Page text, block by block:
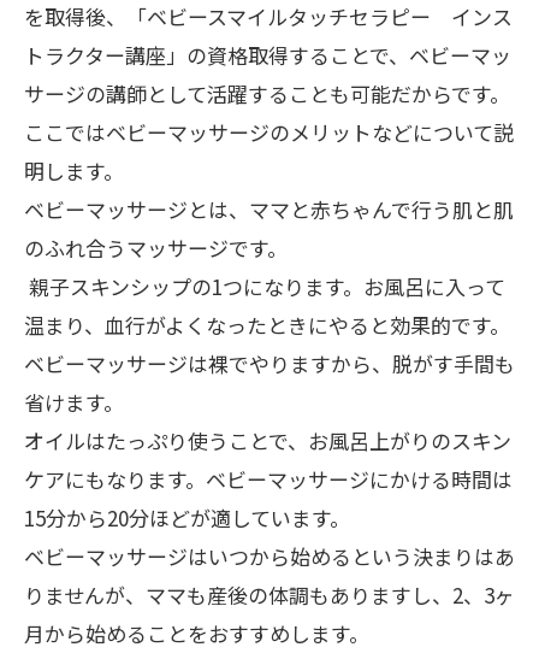
を取得後、「ベビースマイルタッチセラピー インス
トラクター講座」の資格取得することで、ベビーマッ
サージの講師として活躍することも可能だからです。
ここではベビーマッサージのメリットなどについて説
明します。
ベビーマッサージとは、ママと赤ちゃんで行う肌と肌
のふれ合うマッサージです。
親子スキンシップの1つになります。お風呂に入って
温まり、血行がよくなったときにやると効果的です。
ベビーマッサージは裸でやりますから、脱がす手間も
省けます。
オイルはたっぷり使うことで、お風呂上がりのスキン
ケアにもなります。ベビーマッサージにかける時間は
15分から20分ほどが適しています。
ベビーマッサージはいつから始めるという決まりはあ
りませんが、ママも産後の体調もありますし、 2、 3ヶ
月から始めることをおすすめします。